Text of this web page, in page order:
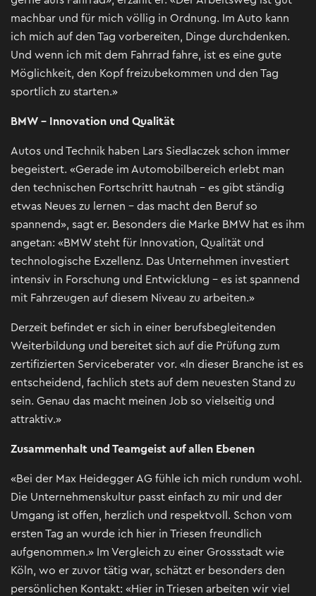
machbar und für mich völlig in Ordnung. Im Auto kann
ich mich auf den Tag vorbereiten, Dinge durchdenken.
Und wenn ich mit dem Fahrrad fahre, ist es eine gute
Möglichkeit, den Kopf freizubekommen und den Tag
sportlich zu starten.»
BMW – Innovation und Qualität
Autos und Technik haben Lars Siedlaczek schon immer
begeistert. «Gerade im Automobilbereich erlebt man
den technischen Fortschritt hautnah - es gibt ständig
etwas Neues zu lernen – das macht den Beruf so
spannend», sagt er. Besonders die Marke BMW hat es ihm
angetan: «BMW steht für Innovation, Qualität und
technologische Exzellenz. Das Unternehmen investiert
intensiv in Forschung und Entwicklung – es ist spannend
mit Fahrzeugen auf diesem Niveau zu arbeiten.»
Derzeit befindet er sich in einer berufsbegleitenden
Weiterbildung und bereitet sich auf die Prüfung zum
zertifizierten Serviceberater vor. «In dieser Branche ist es
entscheidend, fachlich stets auf dem neuesten Stand zu
sein. Genau das macht meinen Job so vielseitig und
attraktiv.»
Zusammenhalt und Teamgeist auf allen Ebenen
«Bei der Max Heidegger AG fühle ich mich rundum wohl.
Die Unternehmenskultur passt einfach zu mir und der
Umgang ist offen, herzlich und respektvoll. Schon vom
ersten Tag an wurde ich hier in Triesen freundlich
aufgenommen.» Im Vergleich zu einer Grossstadt wie
Köln, wo er zuvor tätig war, schätzt er besonders den
persönlichen Kontakt: «Hier in Triesen arbeiten wir viel